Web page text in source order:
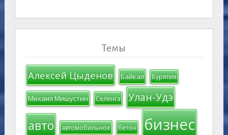
Темы
Алексей Цыденов Байкал Бурятия
Михаил Мишустин Селенга Улан-Удэ
авто автомобильное бетон бизнес